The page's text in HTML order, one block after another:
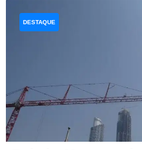
DESTAQUE